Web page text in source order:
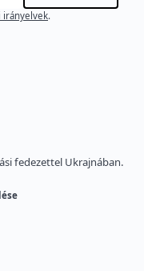
irányelvek.
fedezettel Ukrajnában.